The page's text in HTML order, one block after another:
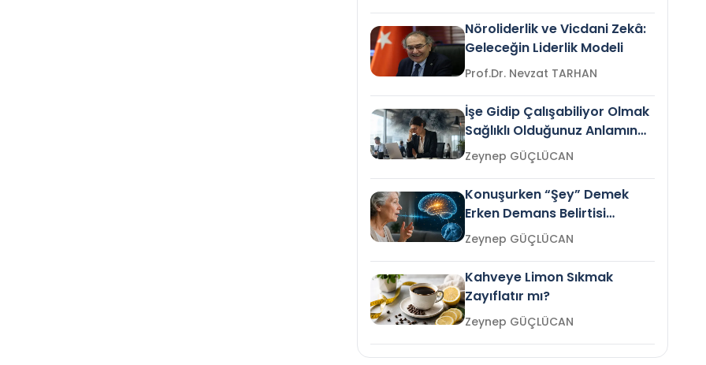
Nöroliderlik ve Vicdani Zekâ:
Geleceğin Liderlik Modeli
Prof.Dr. Nevzat TARHAN
İşe Gidip Çalışabiliyor Olmak
Sağlıklı Olduğunuz Anlamına
Gelir mi?Zeynep GÜÇLÜCAN
Konuşurken “Şey” Demek
Erken Demans Belirtisi
Olabilir mi?Zeynep GÜÇLÜCAN
Kahveye Limon Sıkmak
Zayıflatır mı?
Zeynep GÜÇLÜCAN